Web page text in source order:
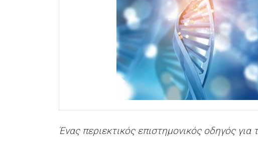
Ένας περιεκτικός επιστημονικός οδηγός